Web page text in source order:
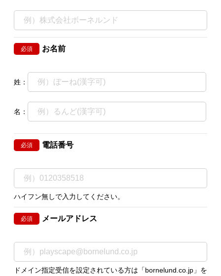
必須 お名前
姓：
名：
必須 電話番号
ハイフン無しで入力してください。
必須 メールアドレス
ドメイン指定受信を設定されている方は「bornelund.co.jp」を